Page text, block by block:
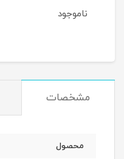
ناموجود
مشخصات
محصول